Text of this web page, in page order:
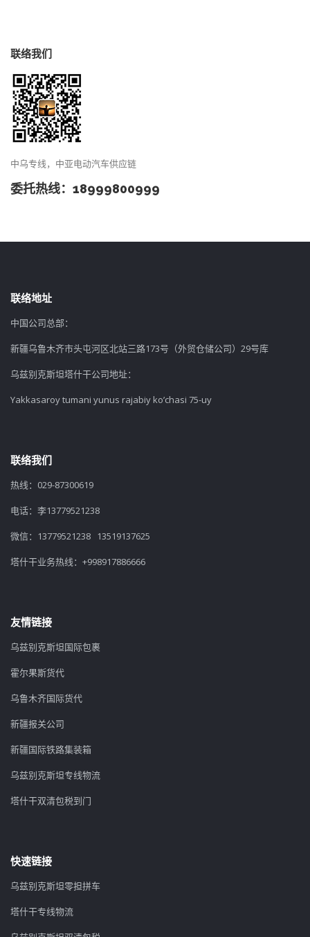
联络我们
中乌专线，中亚电动汽车供应链
委托热线：18999800999
联络地址
中国公司总部：
新疆乌鲁木齐市头屯河区北站三路173号（外贸仓储公司）29号库
乌兹别克斯坦塔什干公司地址：
Yakkasaroy tumani yunus rajabiy ko’chasi 75-uy
联络我们
热线：029-87300619
电话：李13779521238
微信：13779521238 13519137625
塔什干业务热线：+998917886666
友情链接
乌兹别克斯坦国际包裹
霍尔果斯货代
乌鲁木齐国际货代
新疆报关公司
新疆国际铁路集装箱
乌兹别克斯坦专线物流
塔什干双清包税到门
快速链接
乌兹别克斯坦零担拼车
塔什干专线物流